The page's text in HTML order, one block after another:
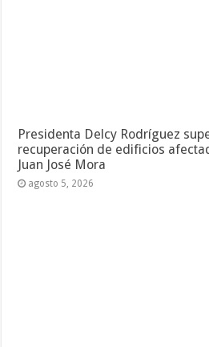
Presidenta Delcy Rodríguez
recuperación de edificios
Juan José Mora
agosto 5, 2026